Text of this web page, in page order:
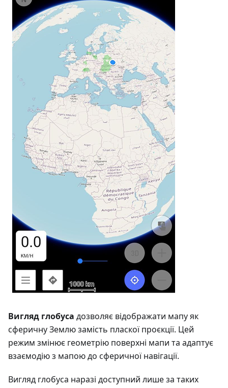
Вигляд глобуса дозволяє відображати мапу як
сферичну Землю замість пласкої проєкції. Цей
режим змінює геометрію поверхні мапи та адаптує
взаємодію з мапою до сферичної навігації.
Вигляд глобуса наразі доступний лише за таких